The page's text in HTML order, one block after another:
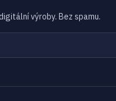
výroby. Bez spamu.